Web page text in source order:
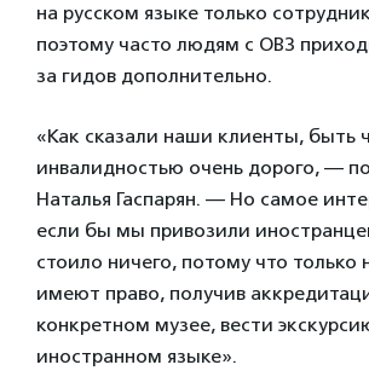
на русском языке только
поэтому часто людям с ОВЗ
за гидов дополнительно.
«Как сказали наши клиенты, быть
инвалидностью очень дорого, —
Наталья Гаспарян. — Но самое
если бы мы привозили
стоило ничего, потому что только
имеют право, получив
конкретном музее, вести
иностранном языке».